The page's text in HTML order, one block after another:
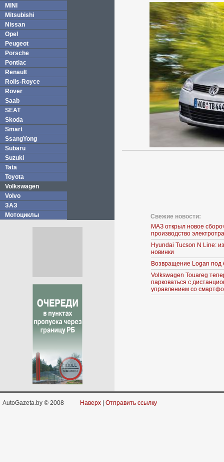
MINI
Mitsubishi
Nissan
Opel
Peugeot
Porsche
Pontiac
Renault
Rolls-Royce
Rover
Saab
SEAT
Skoda
Smart
SsangYong
Subaru
Suzuki
Tata
Toyota
Volkswagen
Volvo
ЗАЗ
Мотоциклы
Свежие новости:
МАЗ открыл новое
производство
Hyundai Tucson N Line:
новинки
Возвращение Logan под
Volkswagen Touareg
парковаться с
управлением со
AutoGazeta.by © 2008 Наверх Отправить ссылку